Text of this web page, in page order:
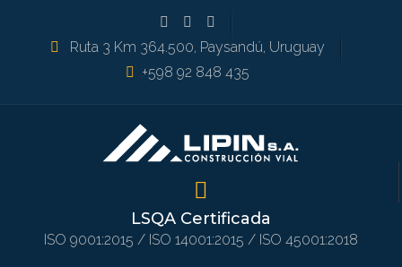
Ruta 3 Km 364.500, Paysandú, Uruguay
+598 92 848 435
LSQA Certificada
ISO 9001:2015 / ISO 14001:2015 / ISO 45001:2018